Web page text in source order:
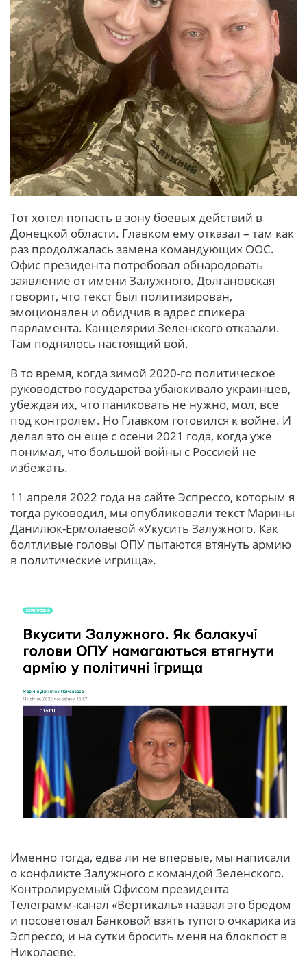
Тот хотел попасть в зону боевых действий в
Донецкой области. Главком ему отказал – там как
раз продолжалась замена командующих ООС.
Офис президента потребовал обнародовать
заявление от имени Залужного. Долгановская
говорит, что текст был политизирован,
эмоционален и обидчив в адрес спикера
парламента. Канцелярии Зеленского отказали.
Там поднялось настоящий вой.
В то время, когда зимой 2020-го политическое
руководство государства убаюкивало украинцев,
убеждая их, что паниковать не нужно, мол, все
под контролем. Но Главком готовился к войне. И
делал это он еще с осени 2021 года, когда уже
понимал, что большой войны с Россией не
избежать.
11 апреля 2022 года на сайте Эспрессо, которым я
тогда руководил, мы опубликовали текст Марины
Данилюк-Ермолаевой «Укусить Залужного. Как
болтливые головы ОПУ пытаются втянуть армию
в политические игрища».
Именно тогда, едва ли не впервые, мы написали
о конфликте Залужного с командой Зеленского.
Контролируемый Офисом президента
Телеграмм-канал «Вертикаль» назвал это бредом
и посоветовал Банковой взять тупого очкарика из
Эспрессо, и на сутки бросить меня на блокпост в
Николаеве.